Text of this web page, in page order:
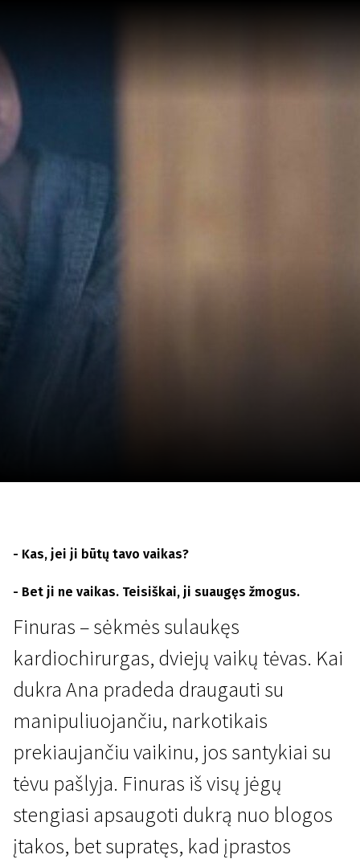
- Kas, jei ji būtų tavo vaikas?
- Bet ji ne vaikas. Teisiškai, ji suaugęs žmogus.
Finuras – sėkmės sulaukęs
kardiochirurgas, dviejų vaikų tėvas. Kai
dukra Ana pradeda draugauti su
manipuliuojančiu, narkotikais
prekiaujančiu vaikinu, jos santykiai su
tėvu pašlyja. Finuras iš visų jėgų
stengiasi apsaugoti dukrą nuo blogos
įtakos, bet supratęs, kad įprastos